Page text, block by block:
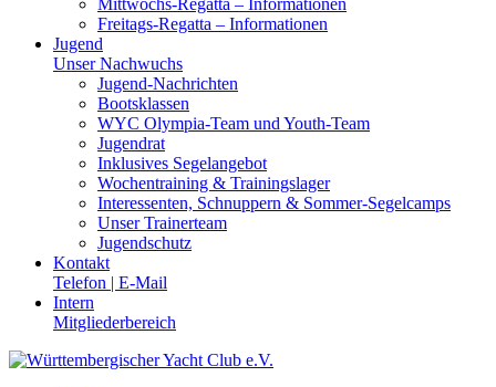
Mittwochs-Regatta – Informationen
Freitags-Regatta – Informationen
Jugend
Unser Nachwuchs
Jugend-Nachrichten
Bootsklassen
WYC Olympia-Team und Youth-Team
Jugendrat
Inklusives Segelangebot
Wochentraining & Trainingslager
Interessenten, Schnuppern & Sommer-Segelcamps
Unser Trainerteam
Jugendschutz
Kontakt
Telefon | E-Mail
Intern
Mitgliederbereich